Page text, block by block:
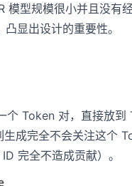
型规模很小并且没有经
显出设计的重要性。
个 Token 对，直接放
成完全不会关注这个
完全不造成贡献）。